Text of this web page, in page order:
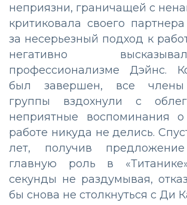
неприязни, граничащей с
критиковала своего
за несерьезный подход к
негативно
профессионализме Дэйнс.
был завершен, все члены
группы вздохнули с
неприятные воспоминания о
работе никуда не делись.
лет, получив
главную роль в
секунды не раздумывая,
бы снова не столкнуться с Ди